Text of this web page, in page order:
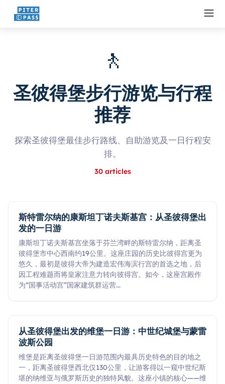
🚶
圣彼得堡步行游览与行程
推荐
探索圣彼得堡最佳步行路线、自助游览及一日行程安
排。
30 articles
斯特雷尔纳的康斯坦丁诺夫斯基宫：从圣彼得堡出
发的一日游
康斯坦丁诺夫斯基宫坐落于芬兰湾畔的斯特雷尔纳，距离圣
彼得堡市中心西南约19公里。这座庄园的历史比彼得宫更为
悠久，最初是彼得大帝为建造宏伟海滨行宫的首选之地，后
因工程难题而将皇家注意力转向彼得宫。如今，这座宫殿作
为“国事活动宫”国家建筑群运营...
从圣彼得堡出发的维堡一日游：中世纪城堡与蒙雷
波斯公园
维堡是距离圣彼得堡一日游范围内最具历史特色的目的地之
一，距离圣彼得堡西北仅130公里，让游客得以一窥中世纪斯
堪的纳维亚与俄罗斯历史的独特风貌。这座小镇的核心——维